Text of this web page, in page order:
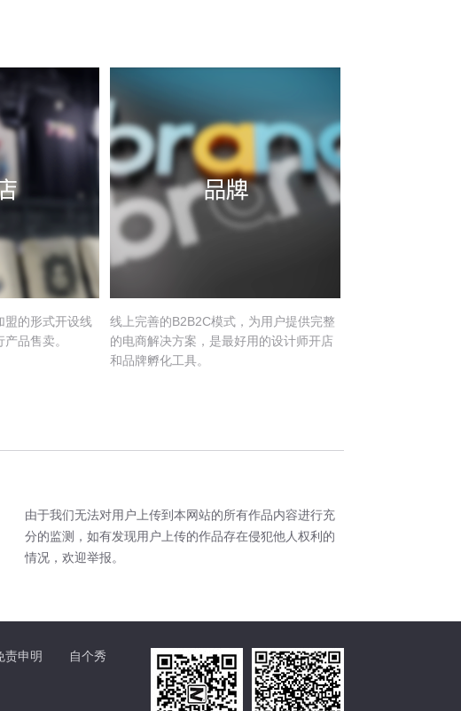
盟的形式开设线
品售卖。
线上完善的B2B2C模式，为用户提供完整
的电商解决方案，是最好用的设计师开店
和品牌孵化工具。
由于我们无法对用户上传到本网站的所有作品内容进行充
分的监测，如有发现用户上传的作品存在侵犯他人权利的
情况，欢迎举报。
责申明 自个秀